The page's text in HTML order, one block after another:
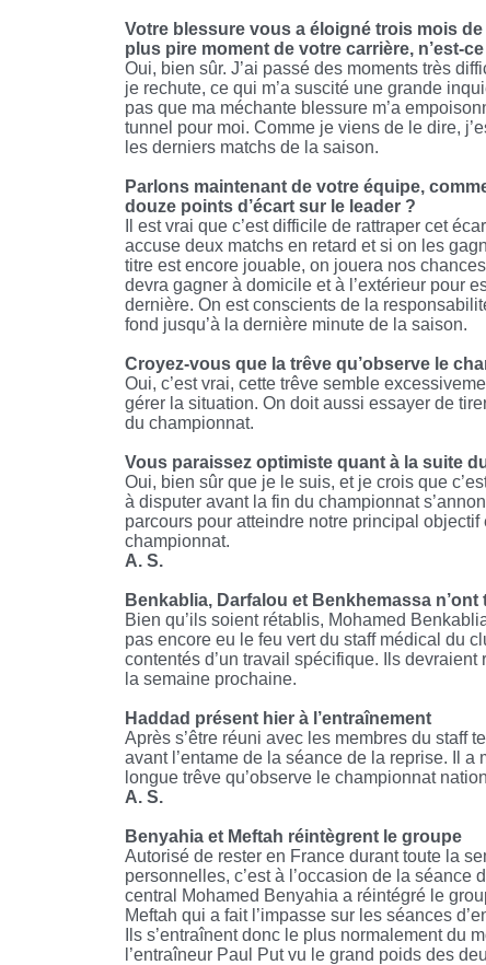
Votre blessure vous a éloigné trois mois
plus pire moment de votre carrière, n’est-
Oui, bien sûr. J’ai passé des moments très
je rechute, ce qui m’a suscité une grande
pas que ma méchante blessure m’a
tunnel pour moi. Comme je viens de le dire,
les derniers matchs de la saison.
Parlons maintenant de votre équipe,
douze points d’écart sur le leader ?
Il est vrai que c’est difficile de rattraper cet
accuse deux matchs en retard et si on les
titre est encore jouable, on jouera nos
devra gagner à domicile et à l’extérieur pour
dernière. On est conscients de la
fond jusqu’à la dernière minute de la saison.
Croyez-vous que la trêve qu’observe le
Oui, c’est vrai, cette trêve semble
gérer la situation. On doit aussi essayer de
du championnat.
Vous paraissez optimiste quant à la suite
Oui, bien sûr que je le suis, et je crois que
à disputer avant la fin du championnat
parcours pour atteindre notre principal
championnat.
A. S.
Benkablia, Darfalou et Benkhemassa
Bien qu’ils soient rétablis, Mohamed
pas encore eu le feu vert du staff médical du
contentés d’un travail spécifique. Ils
la semaine prochaine.
Haddad présent hier à l’entraînement
Après s’être réuni avec les membres du staff
avant l’entame de la séance de la reprise. Il a
longue trêve qu’observe le championnat
A. S.
Benyahia et Meftah réintègrent le groupe
Autorisé de rester en France durant toute la
personnelles, c’est à l’occasion de la
central Mohamed Benyahia a réintégré le
Meftah qui a fait l’impasse sur les séances
Ils s’entraînent donc le plus normalement du
l’entraîneur Paul Put vu le grand poids des